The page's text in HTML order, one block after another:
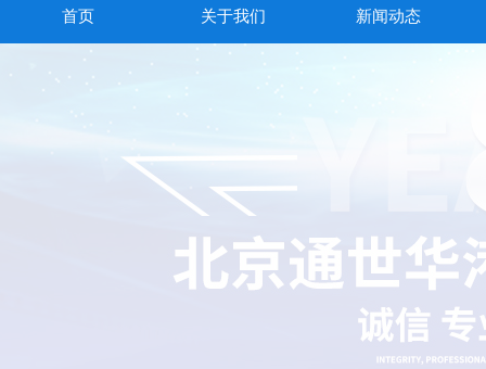
首页 关于我们 新闻动态